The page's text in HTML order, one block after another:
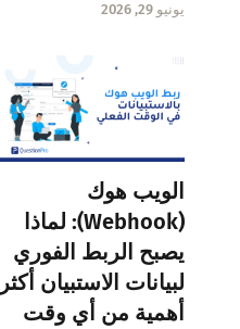
يونيو 29, 2026
الويب هوك
(Webhook): لماذا
يصبح الربط الفوري
لبيانات الاستبيان أكثر
أهمية من أي وقت